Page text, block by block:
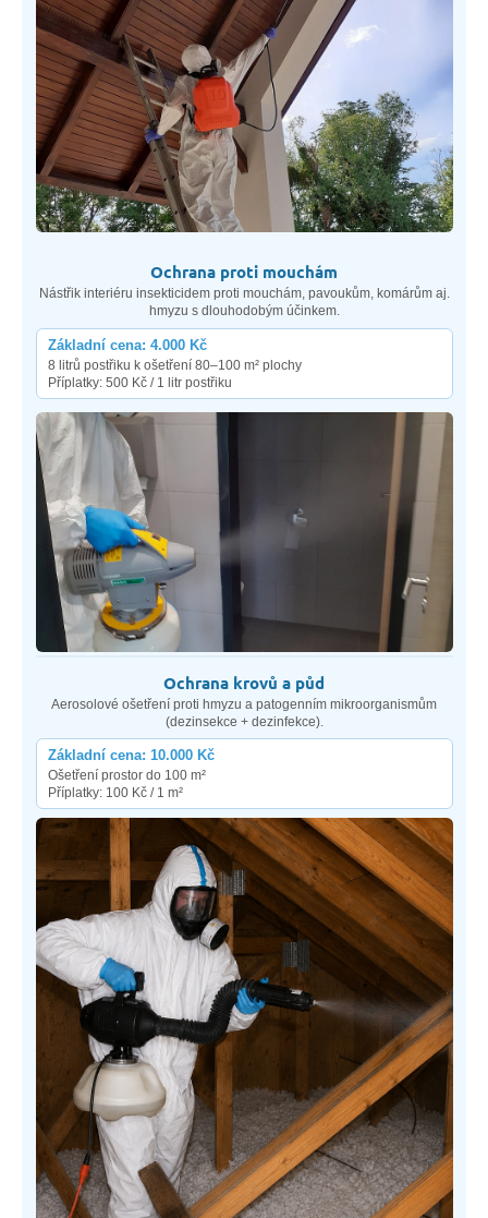
Ochrana proti mouchám
Nástřik interiéru insekticidem proti mouchám, pavoukům, komárům aj.
hmyzu s dlouhodobým účinkem.
Základní cena: 4.000 Kč
8 litrů postřiku k ošetření 80–100 m² plochy
Příplatky: 500 Kč / 1 litr postřiku
Ochrana krovů a půd
Aerosolové ošetření proti hmyzu a patogenním mikroorganismům
(dezinsekce + dezinfekce).
Základní cena: 10.000 Kč
Ošetření prostor do 100 m²
Příplatky: 100 Kč / 1 m²